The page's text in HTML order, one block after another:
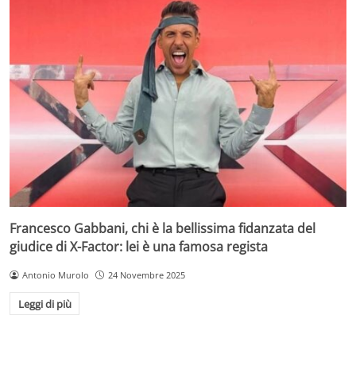
Francesco Gabbani, chi è la bellissima fidanzata del
giudice di X-Factor: lei è una famosa regista
Antonio Murolo 24 Novembre 2025
Leggi di più